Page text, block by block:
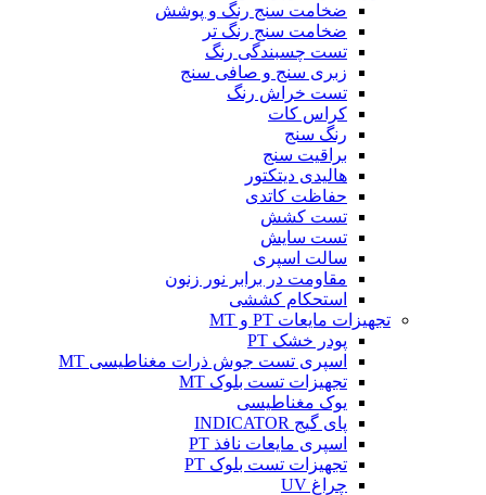
ضخامت سنج رنگ و پوشش
ضخامت سنج رنگ تر
تست چسبندگی رنگ
زبری سنج و صافی سنج
تست خراش رنگ
کراس کات
رنگ سنج
براقیت سنج
هالیدی دیتکتور
حفاظت کاتدی
تست کشش
تست سایش
سالت اسپری
مقاومت در برابر نور زنون
استحکام کششی
تجهیزات مایعات PT و MT
پودر خشک PT
اسپری تست جوش ذرات مغناطیسی MT
تجهیزات تست بلوک MT
یوک مغناطیسی
پای گیج INDICATOR
اسپری مایعات نافذ PT
تجهیزات تست بلوک PT
چراغ UV